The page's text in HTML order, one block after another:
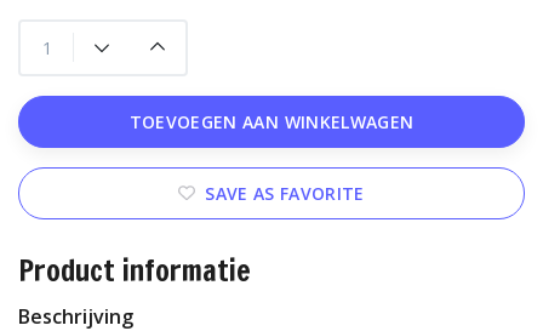
TOEVOEGEN AAN WINKELWAGEN
SAVE AS FAVORITE
Product informatie
Beschrijving